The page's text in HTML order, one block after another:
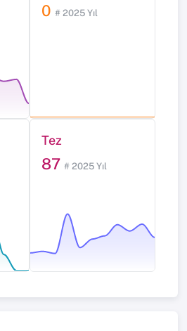
0 # 2025 Yıl
Tez
87 # 2025 Yıl